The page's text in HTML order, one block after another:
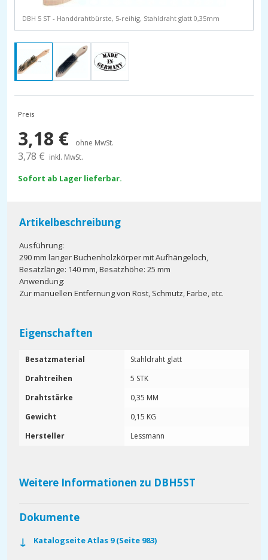
DBH 5 ST - Handdrahtbürste, 5-reihig, Stahldraht glatt 0,35mm
Preis
3,18 € ohne MwSt.
3,78 € inkl. MwSt.
Sofort ab Lager lieferbar.
Artikelbeschreibung
Ausführung:
290 mm langer Buchenholzkörper mit Aufhängeloch,
Besatzlänge: 140 mm, Besatzhöhe: 25 mm
Anwendung:
Zur manuellen Entfernung von Rost, Schmutz, Farbe, etc.
Eigenschaften
Besatzmaterial
Stahldraht glatt
Drahtreihen
5 STK
Drahtstärke
0,35 MM
Gewicht
0,15 KG
Hersteller
Lessmann
Weitere Informationen zu DBH5ST
Dokumente
Katalogseite Atlas 9 (Seite 983)